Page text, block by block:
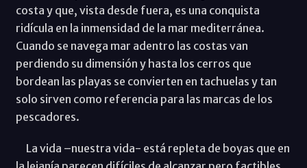
costa y que, vista desde fuera, es una conquista
ridícula en la inmensidad de la mar mediterránea.
Cuando se navega mar adentro las costas van
perdiendo su dimensión y hasta los cerros que
bordean las playas se convierten en tachuelas y tan
solo sirven como referencia para las marcas de los
pescadores.
La vida –nuestra vida- está repleta de boyas que en